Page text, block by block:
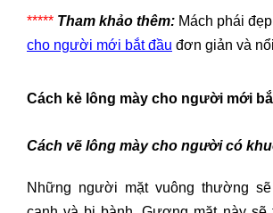
***** Tham khảo thêm: Mách phái đẹp
cho người mới bắt đầu đơn giản và
Cách kẻ lông mày cho người mới
Cách vẽ lông mày cho người có
Những người mặt vuông thường